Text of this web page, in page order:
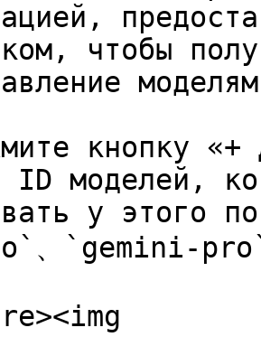
чтобы
ID моделей,
у этого
、`gemini-